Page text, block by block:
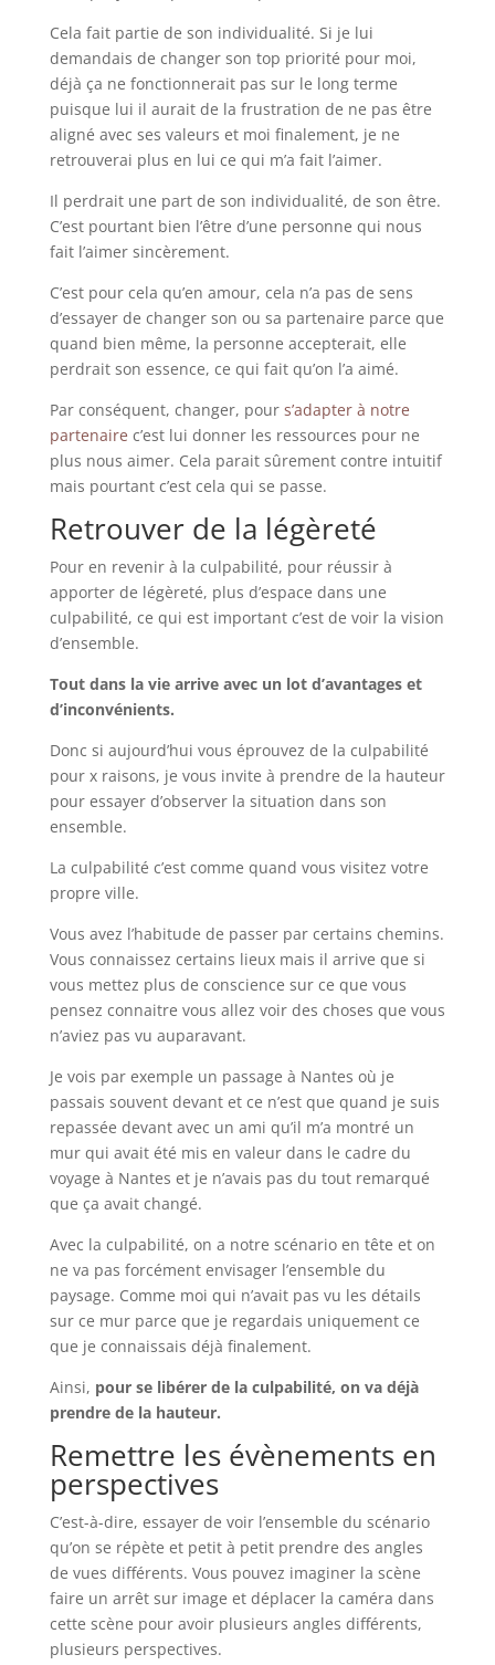
Cela fait partie de son individualité. Si je lui
demandais de changer son top priorité pour moi,
déjà ça ne fonctionnerait pas sur le long terme
puisque lui il aurait de la frustration de ne pas être
aligné avec ses valeurs et moi finalement, je ne
retrouverai plus en lui ce qui m’a fait l’aimer.
Il perdrait une part de son individualité, de son être.
C’est pourtant bien l’être d’une personne qui nous
fait l’aimer sincèrement.
C’est pour cela qu’en amour, cela n’a pas de sens
d’essayer de changer son ou sa partenaire parce que
quand bien même, la personne accepterait, elle
perdrait son essence, ce qui fait qu’on l’a aimé.
Par conséquent, changer, pour s’adapter à notre
partenaire c’est lui donner les ressources pour ne
plus nous aimer. Cela parait sûrement contre intuitif
mais pourtant c’est cela qui se passe.
Retrouver de la légèreté
Pour en revenir à la culpabilité, pour réussir à
apporter de légèreté, plus d’espace dans une
culpabilité, ce qui est important c’est de voir la vision
d’ensemble.
Tout dans la vie arrive avec un lot d’avantages et
d’inconvénients.
Donc si aujourd’hui vous éprouvez de la culpabilité
pour x raisons, je vous invite à prendre de la hauteur
pour essayer d’observer la situation dans son
ensemble.
La culpabilité c’est comme quand vous visitez votre
propre ville.
Vous avez l’habitude de passer par certains chemins.
Vous connaissez certains lieux mais il arrive que si
vous mettez plus de conscience sur ce que vous
pensez connaitre vous allez voir des choses que vous
n’aviez pas vu auparavant.
Je vois par exemple un passage à Nantes où je
passais souvent devant et ce n’est que quand je suis
repassée devant avec un ami qu’il m’a montré un
mur qui avait été mis en valeur dans le cadre du
voyage à Nantes et je n’avais pas du tout remarqué
que ça avait changé.
Avec la culpabilité, on a notre scénario en tête et on
ne va pas forcément envisager l’ensemble du
paysage. Comme moi qui n’avait pas vu les détails
sur ce mur parce que je regardais uniquement ce
que je connaissais déjà finalement.
Ainsi, pour se libérer de la culpabilité, on va déjà
prendre de la hauteur.
Remettre les évènements en
perspectives
C’est-à-dire, essayer de voir l’ensemble du scénario
qu’on se répète et petit à petit prendre des angles
de vues différents. Vous pouvez imaginer la scène
faire un arrêt sur image et déplacer la caméra dans
cette scène pour avoir plusieurs angles différents,
plusieurs perspectives.